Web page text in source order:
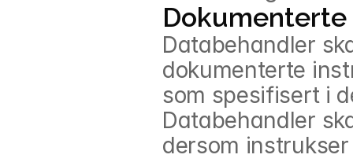
Databehandler
dokumenterte
som spesifisert i
Databehandler
dersom